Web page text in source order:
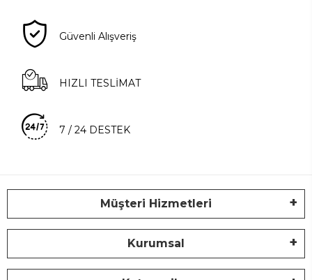
Güvenli Alışveriş
HIZLI TESLİMAT
7 / 24 DESTEK
Müşteri Hizmetleri
Kurumsal